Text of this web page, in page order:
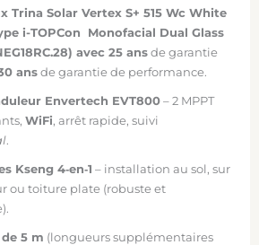
Trina Solar Vertex S+ 515 Wc White
i-TOPCon Monofacial Dual Glass
avec 25 ans de garantie
ans de garantie de performance.
Envertech EVT800– 2 MPPT
WiFi, arrêt rapide, suivi
.
Kseng 4‑en‑1 – installation au sol, sur
ou toiture plate (robuste et
de 5 m (longueurs supplémentaires